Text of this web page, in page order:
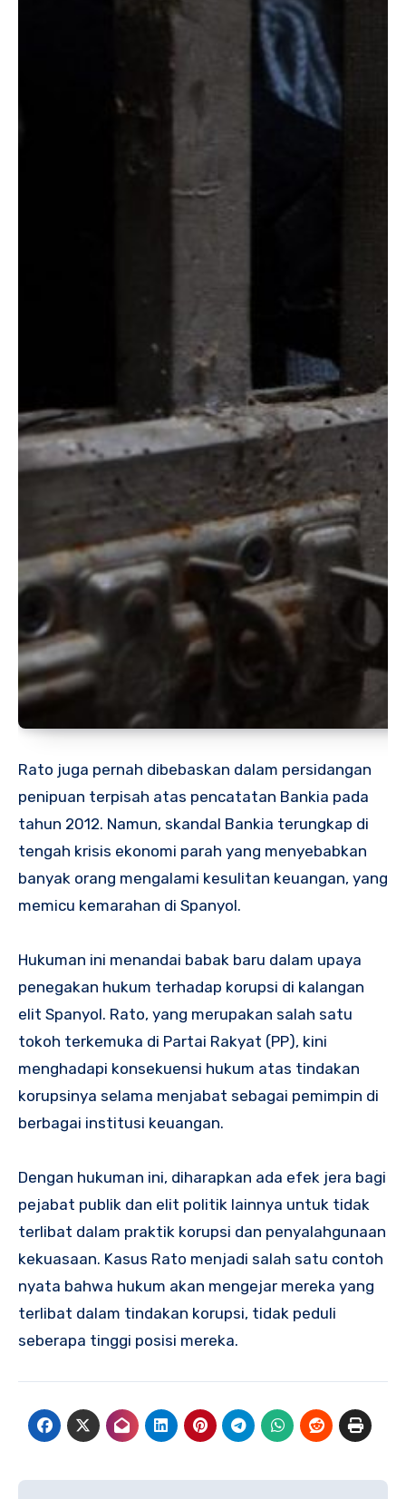
Rato juga pernah dibebaskan dalam persidangan
penipuan terpisah atas pencatatan Bankia pada
tahun 2012. Namun, skandal Bankia terungkap di
tengah krisis ekonomi parah yang menyebabkan
banyak orang mengalami kesulitan keuangan, yang
memicu kemarahan di Spanyol.
Hukuman ini menandai babak baru dalam upaya
penegakan hukum terhadap korupsi di kalangan
elit Spanyol. Rato, yang merupakan salah satu
tokoh terkemuka di Partai Rakyat (PP), kini
menghadapi konsekuensi hukum atas tindakan
korupsinya selama menjabat sebagai pemimpin di
berbagai institusi keuangan.
Dengan hukuman ini, diharapkan ada efek jera bagi
pejabat publik dan elit politik lainnya untuk tidak
terlibat dalam praktik korupsi dan penyalahgunaan
kekuasaan. Kasus Rato menjadi salah satu contoh
nyata bahwa hukum akan mengejar mereka yang
terlibat dalam tindakan korupsi, tidak peduli
seberapa tinggi posisi mereka.